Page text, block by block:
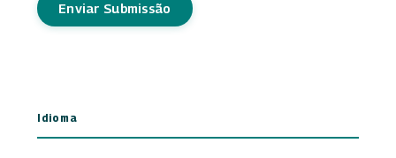
Enviar Submissão
Idioma